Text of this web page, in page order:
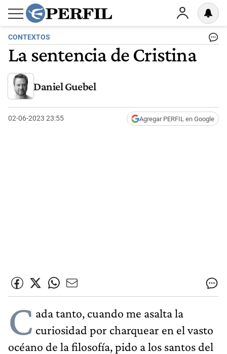
CONTEXTOS
La sentencia de Cristina
Daniel Guebel
02-06-2023 23:55 Agregar PERFIL en Google
C ada tanto, cuando me asalta la
curiosidad por charquear en el vasto
océano de la filosofía, pido a los santos del